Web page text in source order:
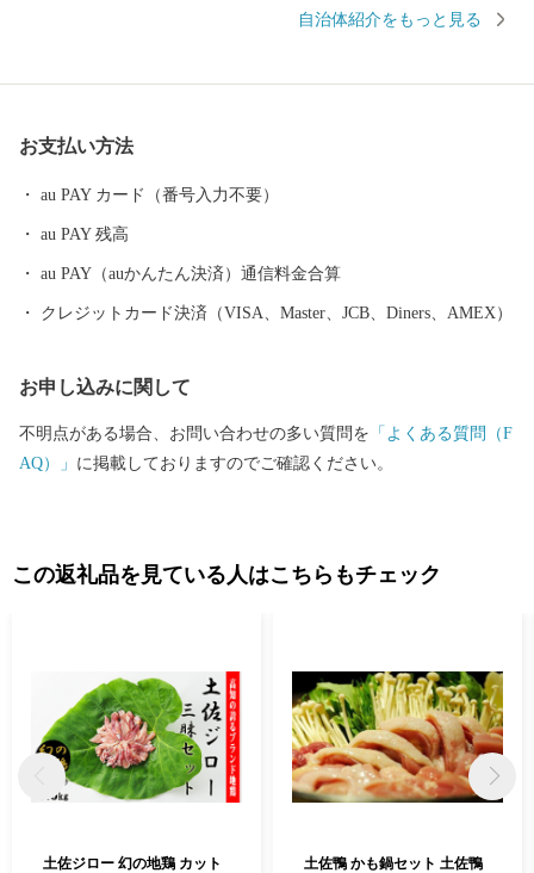
ぱいお届けしていきます！ 応援よろしくお願いいたします♪ 皆様
自治体紹介をもっと見る
お支払い方法
au PAY カード（番号入力不要）
au PAY 残高
au PAY（auかんたん決済）通信料金合算
クレジットカード決済（VISA、Master、JCB、Diners、AMEX）
お申し込みに関して
不明点がある場合、お問い合わせの多い質問を 「よくある質問（F
AQ）」 に掲載しておりますのでご確認ください。
この返礼品を見ている人はこちらもチェック
土佐ジロー 幻の地鶏 カット
土佐鴨 かも鍋セット 土佐鴨